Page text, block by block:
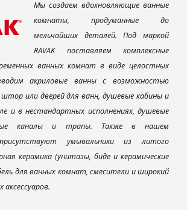
Мы создаем вдохновляющие ванные
комнаты, продуманные до
мельчайших деталей. Под маркой
RAVAK поставляем комплексные
ванных комнат в виде целостных
акриловые ванны с возможностью
или дверей для ванн, душевые кабины и
и в нестандартных исполнениях, душевые
каналы и трапы. Также в нашем
умывальники из литого
керамика (унитазы, биде и керамические
для ванных комнат, смесители и широкий